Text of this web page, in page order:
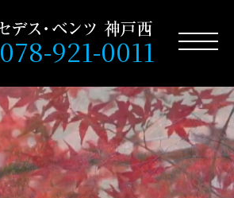
078-921-0011